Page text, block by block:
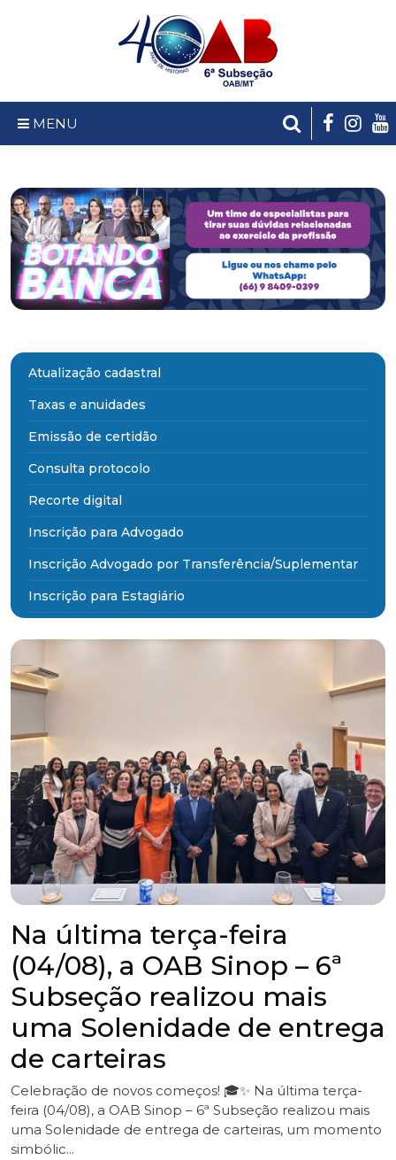
MENU
Atualização cadastral
Taxas e anuidades
Emissão de certidão
Consulta protocolo
Recorte digital
Inscrição para Advogado
Inscrição Advogado por Transferência/Suplementar
Inscrição para Estagiário
6ª Subseção da OAB Sinop
participa da 3ª edição da
Corrida Maria da Penha
A 6ª Subseção da OAB Sinop participou, neste sábado
(1º), da 3ª edição da Corrida Maria da Penha, promovida
pela Rede de Enfrentamento à Violência Contra a
Mulher de Sinop. A iniciativa r...